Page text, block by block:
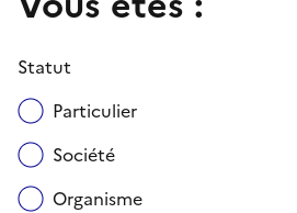
Statut
Particulier
Société
Organisme